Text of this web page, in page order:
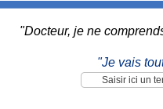
"Docteur, je ne
"Je vais